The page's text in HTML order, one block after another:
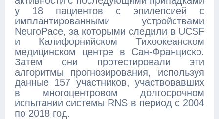
у 18 пациентов с эпилепсией с
имплантированными устройствами
NeuroPace, за которыми следили в UCSF
и Калифорнийском Тихоокеанском
медицинском центре в Сан-Франциско.
Затем они протестировали эти
алгоритмы прогнозирования, используя
данные 157 участников, участвовавших
в многоцентровом долгосрочном
испытании системы RNS в период с 2004
по 2018 год.